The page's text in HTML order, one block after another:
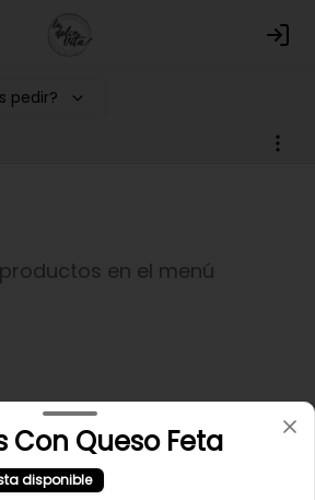
Login
pedir?
en el menú
Con Queso Feta
disponible